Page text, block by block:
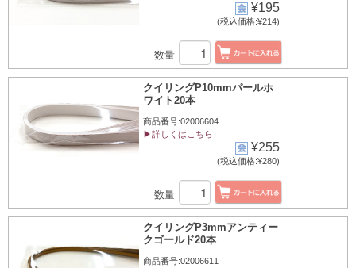
¥195
(税込価格:¥214)
数量
クイリングP10mmパールホ
ワイト20本
商品番号:02006604
▶詳しくはこちら
¥255
(税込価格:¥280)
数量
クイリングP3mmアンティー
クゴールド20本
商品番号:02006611